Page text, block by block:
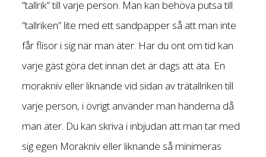
”tallrik” till varje person. Man kan behöva putsa till
”tallriken” lite med ett sandpapper så att man inte
får flisor i sig när man äter. Har du ont om tid kan
varje gäst göra det innan det är dags att äta. En
morakniv eller liknande vid sidan av trätallriken till
varje person, i övrigt använder man händerna då
man äter. Du kan skriva i inbjudan att man tar med
sig egen Morakniv eller liknande så minimeras